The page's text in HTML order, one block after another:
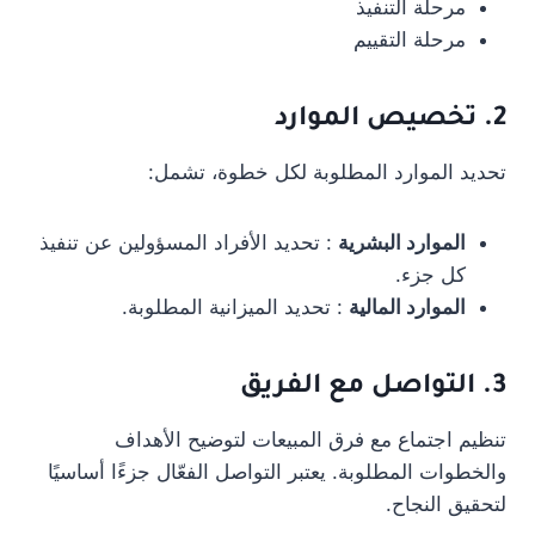
مرحلة التنفيذ
مرحلة التقييم
2. تخصيص الموارد
تحديد الموارد المطلوبة لكل خطوة، تشمل:
الموارد البشرية : تحديد الأفراد المسؤولين عن تنفيذ
كل جزء.
الموارد المالية : تحديد الميزانية المطلوبة.
3. التواصل مع الفريق
تنظيم اجتماع مع فرق المبيعات لتوضيح الأهداف
والخطوات المطلوبة. يعتبر التواصل الفعّال جزءًا أساسيًا
لتحقيق النجاح.